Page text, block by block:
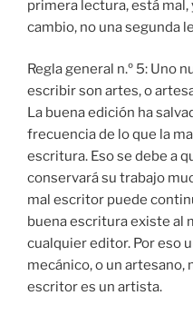
primera lectura, está mal,
cambio, no una segunda
Regla general n.º 5: Uno
escribir son artes, o
La buena edición ha
frecuencia de lo que la
escritura. Eso se debe a
conservará su trabajo
mal escritor puede
buena escritura existe al
cualquier editor. Por eso
mecánico, o un artesano,
escritor es un artista.